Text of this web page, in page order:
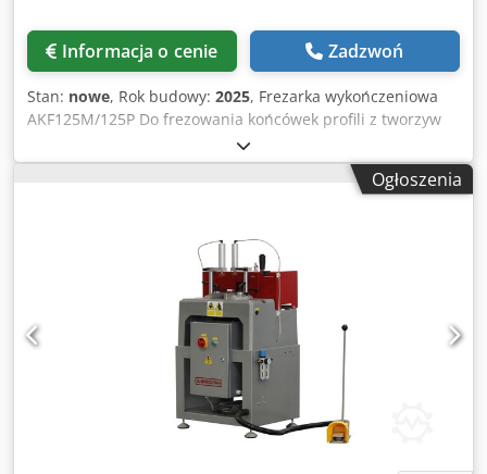
Informacja o cenie Zadzwoń
Stan: nowe, Rok budowy: 2025, Frezarka wykończeniowa
AKF125M/125P Do frezowania końcówek profili z tworzyw
sztucznych i aluminium. Wyposażona w szybkozamienną
głowicę frezarską. Prosta obsługa i doskonałe rezultaty.
Ogłoszenia